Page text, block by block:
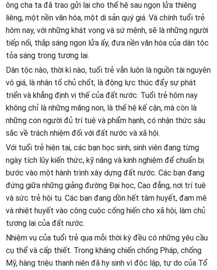
ông cha ta đã trao gửi lại cho thế hệ sau ngọn lửa thiêng
liêng, một nền văn hóa, một di sản quý giá. Và chính tuổi trẻ
hôm nay, với những khát vọng và sứ mệnh, sẽ là những người
tiếp nối, thắp sáng ngọn lửa ấy, đưa nền văn hóa của dân tộc
tỏa sáng trong tương lai.
Dân tộc nào, thời kì nào, tuổi trẻ vẫn luôn là nguồn tài nguyên
vô giá, là nhân tố chủ chốt, là động lực thúc đẩy sự phát
triển và khẳng định vị thế của đất nước. Tuổi trẻ hôm nay
không chỉ là những măng non, là thế hệ kế cận, mà còn là
những con người đủ trí tuệ và phẩm hạnh, có nhận thức sâu
sắc về trách nhiệm đối với đất nước và xã hội.
Với tuổi trẻ hiện tại, các bạn học sinh, sinh viên đang từng
ngày tích lũy kiến thức, kỹ năng và kinh nghiệm để chuẩn bị
bước vào một hành trình xây dựng đất nước. Các bạn đang
đứng giữa những giảng đường Đại học, Cao đẳng, nơi trí tuệ
và sức trẻ hội tụ. Các bạn đang dồn hết tâm huyết, đam mê
và nhiệt huyết vào công cuộc cống hiến cho xã hội, làm chủ
tương lai của đất nước.
Nhiệm vụ của tuổi trẻ qua mỗi thời kỳ đều có những yêu cầu
cụ thể và cấp thiết. Trong kháng chiến chống Pháp, chống
Mỹ, hàng triệu thanh niên đã hy sinh vì độc lập, tự do của Tổ